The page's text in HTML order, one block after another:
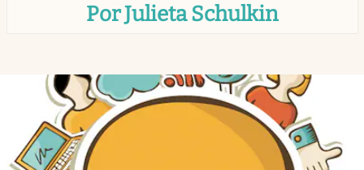
Infotechnology
Mundial 2026
Eventos Corporativos
El Cronista Studio
Por Julieta Schulkin